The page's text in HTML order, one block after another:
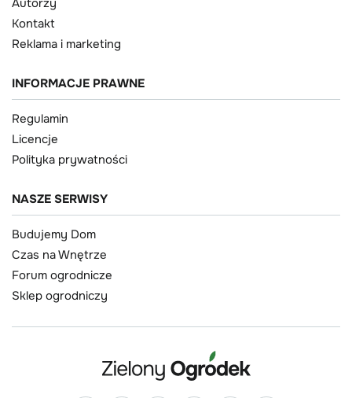
Autorzy
Kontakt
Reklama i marketing
INFORMACJE PRAWNE
Regulamin
Licencje
Polityka prywatności
NASZE SERWISY
Budujemy Dom
Czas na Wnętrze
Forum ogrodnicze
Sklep ogrodniczy